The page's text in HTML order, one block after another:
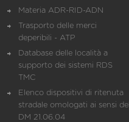
Materia ADR-RID-ADN
Trasporto delle merci
deperibili - ATP
Database delle località a
supporto dei sistemi RDS
TMC
Elenco dispositivi di ritenuta
stradale omologati ai sensi del
DM 21.06.04